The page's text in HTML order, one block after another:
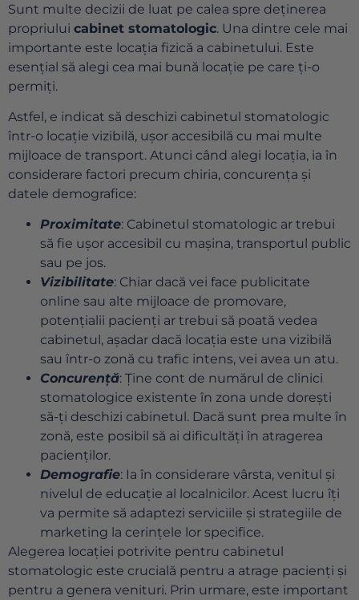
Sunt multe decizii de luat pe calea spre deținerea
propriului cabinet stomatologic. Una dintre cele mai
importante este locația fizică a cabinetului. Este
esențial să alegi cea mai bună locație pe care ți-o
permiți.
Astfel, e indicat să deschizi cabinetul stomatologic
într-o locație vizibilă, ușor accesibilă cu mai multe
mijloace de transport. Atunci când alegi locația, ia în
considerare factori precum chiria, concurența și
datele demografice:
Proximitate: Cabinetul stomatologic ar trebui
să fie ușor accesibil cu mașina, transportul public
sau pe jos.
Vizibilitate: Chiar dacă vei face publicitate
online sau alte mijloace de promovare,
potențialii pacienți ar trebui să poată vedea
cabinetul, așadar dacă locația este una vizibilă
sau într-o zonă cu trafic intens, vei avea un atu.
Concurență: Ține cont de numărul de clinici
stomatologice existente în zona unde dorești
să-ți deschizi cabinetul. Dacă sunt prea multe în
zonă, este posibil să ai dificultăți în atragerea
pacienților.
Demografie: Ia în considerare vârsta, venitul și
nivelul de educație al localnicilor. Acest lucru îți
va permite să adaptezi serviciile și strategiile de
marketing la cerințele lor specifice.
Alegerea locației potrivite pentru cabinetul
stomatologic este crucială pentru a atrage pacienți și
pentru a genera venituri. Prin urmare, este important